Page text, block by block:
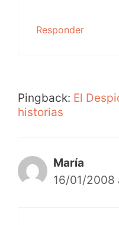
Responder
Pingback: El
historias
María
16/01/2008